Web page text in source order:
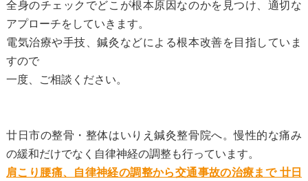
全身のチェックでどこが根本原因なのかを見つけ、適切な
アプローチをしていきます。
電気治療や手技、鍼灸などによる根本改善を目指していま
すので
一度、ご相談ください。
廿日市の整骨・整体はいりえ鍼灸整骨院へ。慢性的な痛み
の緩和だけでなく自律神経の調整も行っています。
肩こり腰痛、自律神経の調整から交通事故の治療まで 廿日